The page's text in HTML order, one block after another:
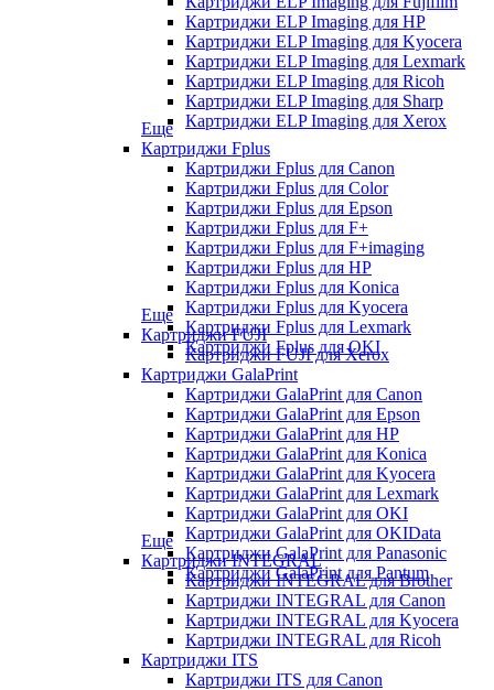
Картриджи ELP Imaging для HP
Картриджи ELP Imaging для Kyocera
Картриджи ELP Imaging для Lexmark
Картриджи ELP Imaging для Ricoh
Картриджи ELP Imaging для Sharp
Картриджи ELP Imaging для Xerox
Еще
Картриджи Fplus
Картриджи Fplus для Canon
Картриджи Fplus для Color
Картриджи Fplus для Epson
Картриджи Fplus для F+
Картриджи Fplus для F+imaging
Картриджи Fplus для HP
Картриджи Fplus для Konica
Картриджи Fplus для Kyocera
Картриджи Fplus для Lexmark
Картриджи Fplus для OKI
Еще
Картриджи FUJI
Картриджи FUJI для Xerox
Картриджи GalaPrint
Картриджи GalaPrint для Canon
Картриджи GalaPrint для Epson
Картриджи GalaPrint для HP
Картриджи GalaPrint для Konica
Картриджи GalaPrint для Kyocera
Картриджи GalaPrint для Lexmark
Картриджи GalaPrint для OKI
Картриджи GalaPrint для OKIData
Картриджи GalaPrint для Panasonic
Картриджи GalaPrint для Pantum
Еще
Картриджи INTEGRAL
Картриджи INTEGRAL для Brother
Картриджи INTEGRAL для Canon
Картриджи INTEGRAL для Kyocera
Картриджи INTEGRAL для Ricoh
Картриджи ITS
Картриджи ITS для Canon